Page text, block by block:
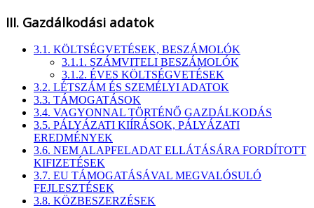
III. Gazdálkodási adatok
3.1. KÖLTSÉGVETÉSEK, BESZÁMOLÓK
3.1.1. SZÁMVITELI BESZÁMOLÓK
3.1.2. ÉVES KÖLTSÉGVETÉSEK
3.2. LÉTSZÁM ÉS SZEMÉLYI ADATOK
3.3. TÁMOGATÁSOK
3.4. VAGYONNAL TÖRTÉNŐ GAZDÁLKODÁS
3.5. PÁLYÁZATI KIÍRÁSOK, PÁLYÁZATI
EREDMÉNYEK
3.6. NEM ALAPFELADAT ELLÁTÁSÁRA FORDÍTOTT
KIFIZETÉSEK
3.7. EU TÁMOGATÁSÁVAL MEGVALÓSULÓ
FEJLESZTÉSEK
3.8. KÖZBESZERZÉSEK